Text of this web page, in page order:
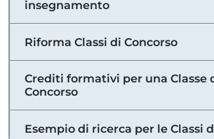
insegnamento
Riforma Classi di Concorso
Crediti formativi per una Classe
Concorso
Esempio di ricerca per le Classi